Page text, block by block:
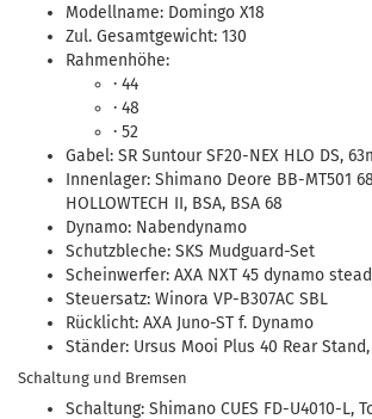
Modellname: Domingo X18
Zul. Gesamtgewicht: 130
Rahmenhöhe:
· 44
· 48
· 52
Gabel: SR Suntour SF20-NEX HLO DS,
Innenlager: Shimano Deore BB-MT501
HOLLOWTECH II, BSA, BSA 68
Dynamo: Nabendynamo
Schutzbleche: SKS Mudguard-Set
Scheinwerfer: AXA NXT 45 dynamo
Steuersatz: Winora VP-B307AC SBL
Rücklicht: AXA Juno-ST f. Dynamo
Ständer: Ursus Mooi Plus 40 Rear
Schaltung und Bremsen
Schaltung: Shimano CUES FD-U4010-L,